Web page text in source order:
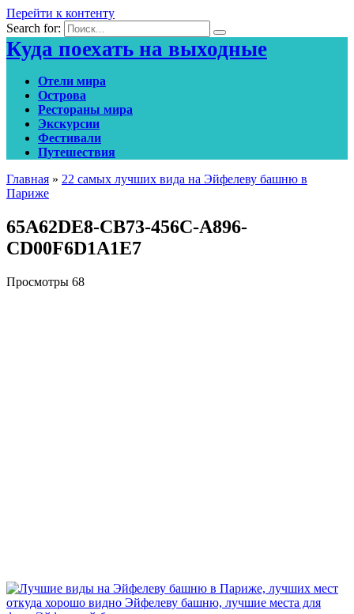
Перейти к контенту
Search for:
Куда поехать на выходные
Отели мира
Острова
Рестораны мира
Экскурсии
Фестивали
Путешествия
Главная » 22 самых лучших вида на Эйфелеву башню в
Париже
65A62DE8-CB73-456C-A896-
CD00F6D1A1E7
Просмотры 68